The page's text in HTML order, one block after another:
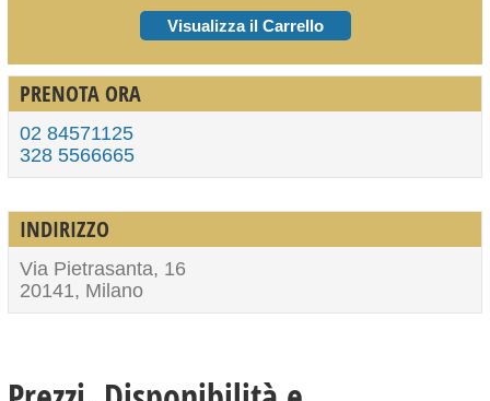
Visualizza il Carrello
PRENOTA ORA
02 84571125
328 5566665
INDIRIZZO
Via Pietrasanta, 16
20141, Milano